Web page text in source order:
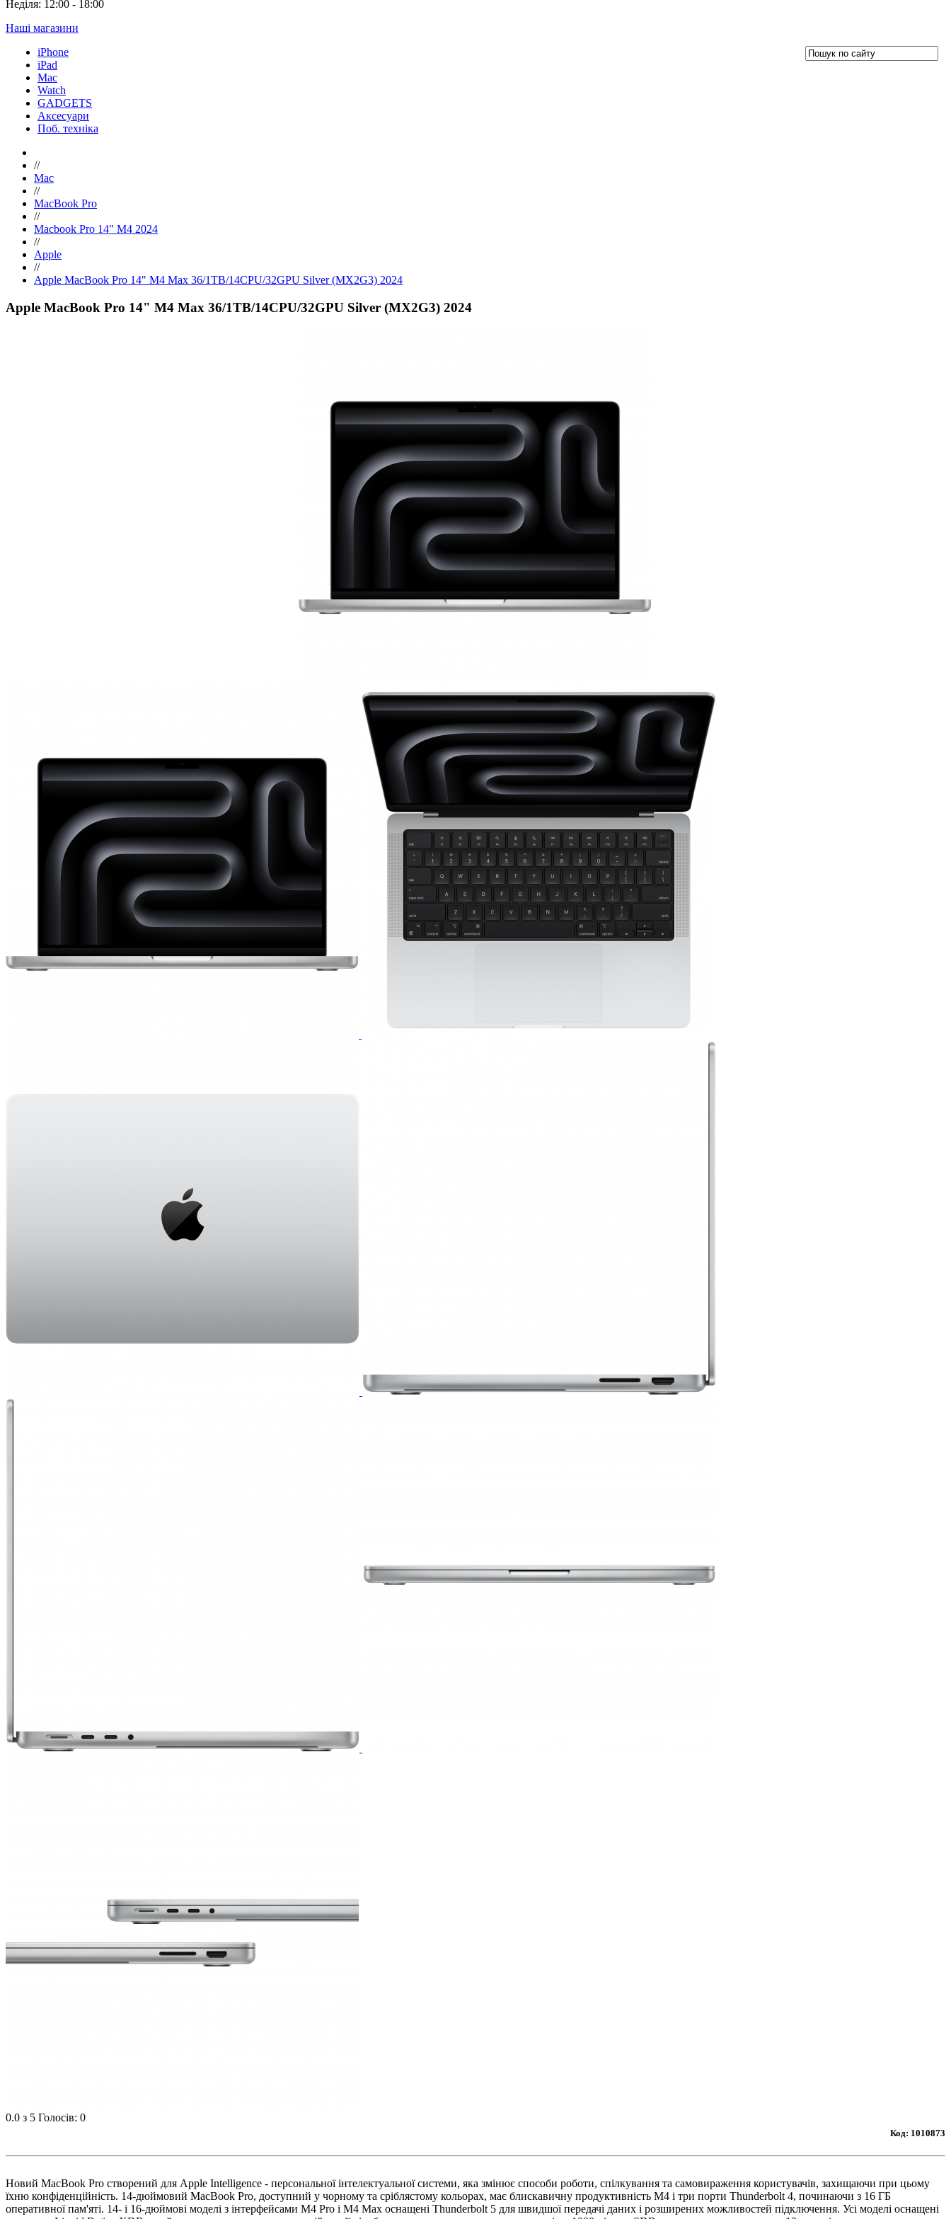
Неділя: 12:00 - 18:00
Наші магазини
iPhone
iPad
Mac
Watch
GADGETS
Аксесуари
Поб. техніка
//
Mac
//
MacBook Pro
//
Macbook Pro 14" M4 2024
//
Apple
//
Apple MacBook Pro 14" M4 Max 36/1TB/14CPU/32GPU Silver (MX2G3) 2024
Apple MacBook Pro 14" M4 Max 36/1TB/14CPU/32GPU Silver (MX2G3) 2024
0.0 з 5 Голосів: 0
Код: 1010873
Новий MacBook Pro створений для Apple Intelligence - персональної інтелектуальної системи, яка змінює способи роботи, спілкування та самовираження користувачів, захищаючи при цьому
їхню конфіденційність. 14-дюймовий MacBook Pro, доступний у чорному та сріблястому кольорах, має блискавичну продуктивність M4 і три порти Thunderbolt 4, починаючи з 16 ГБ
оперативної пам'яті. 14- і 16-дюймові моделі з інтерфейсами M4 Pro і M4 Max оснащені Thunderbolt 5 для швидшої передачі даних і розширених можливостей підключення. Усі моделі оснащені